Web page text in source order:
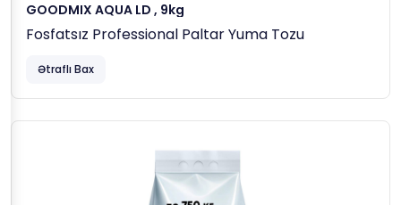
GOODMIX AQUA LD , 9kg
Fosfatsız Professional Paltar Yuma Tozu
Ətraflı Bax